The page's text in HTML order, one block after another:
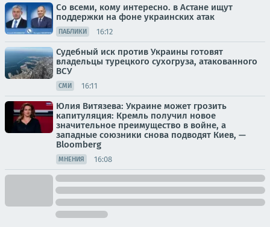
Со всеми, кому интересно. в Астане ищут
поддержки на фоне украинских атак
ПАБЛИКИ 16:12
Судебный иск против Украины готовят
владельцы турецкого сухогруза, атакованного
ВСУ
СМИ 16:11
Юлия Витязева: Украине может грозить
капитуляция: Кремль получил новое
значительное преимущество в войне, а
западные союзники снова подводят Киев, —
Bloomberg
МНЕНИЯ 16:08